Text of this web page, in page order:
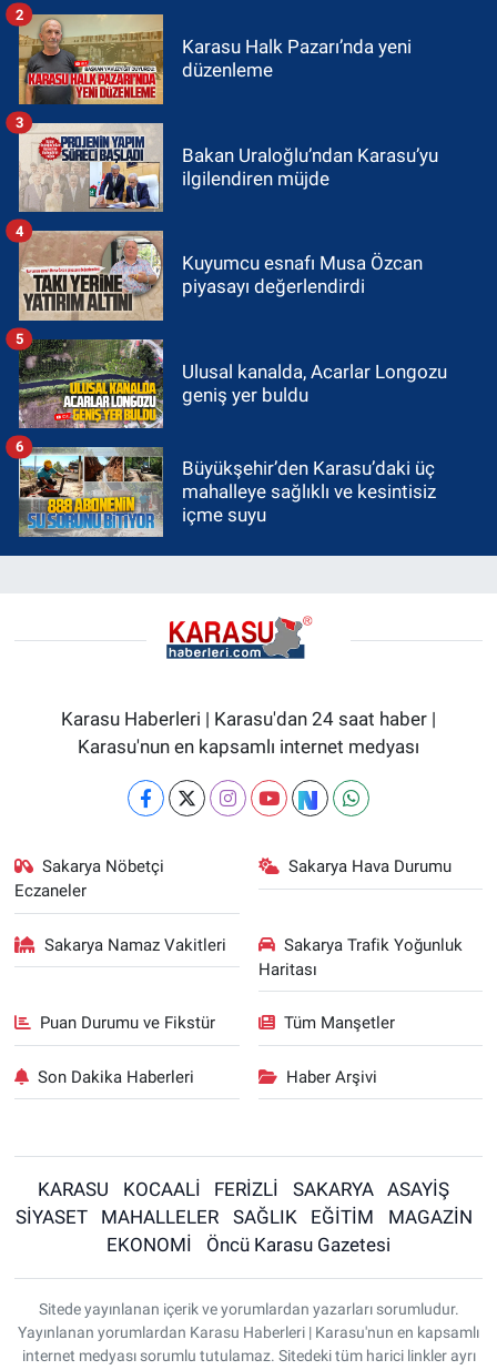
Karasu Halk Pazarı’nda yeni
düzenleme
2
Bakan Uraloğlu’ndan Karasu’yu
ilgilendiren müjde
3
Kuyumcu esnafı Musa Özcan
piyasayı değerlendirdi
4
Ulusal kanalda, Acarlar Longozu
geniş yer buldu
5
Büyükşehir’den Karasu’daki üç
mahalleye sağlıklı ve kesintisiz
içme suyu
6
Karasu Haberleri | Karasu'dan 24 saat haber |
Karasu'nun en kapsamlı internet medyası
Sakarya Nöbetçi
Eczaneler
Sakarya Hava Durumu
Sakarya Namaz Vakitleri
Sakarya Trafik Yoğunluk
Haritası
Puan Durumu ve Fikstür Tüm Manşetler
Son Dakika Haberleri Haber Arşivi
KARASU KOCAALİ FERİZLİ SAKARYA
ASAYİŞ
SİYASET
MAHALLELER SAĞLIK EĞİTİM
MAGAZİN
EKONOMİ
Öncü Karasu Gazetesi
Sitede yayınlanan içerik ve yorumlardan yazarları sorumludur.
Yayınlanan yorumlardan Karasu Haberleri | Karasu'nun en kapsamlı
internet medyası sorumlu tutulamaz. Sitedeki tüm harici linkler ayrı